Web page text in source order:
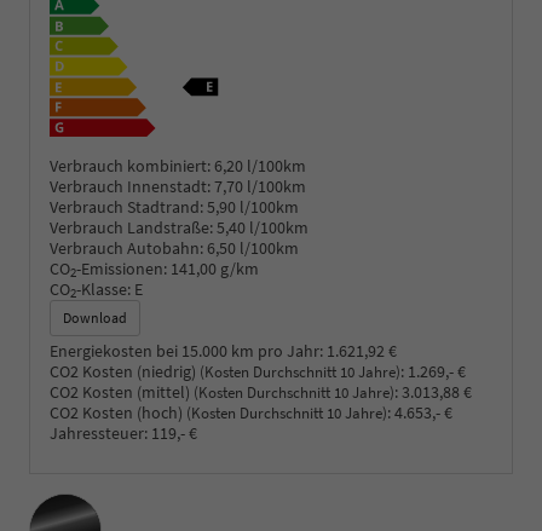
Verbrauch kombiniert: 6,20 l/100km
Verbrauch Innenstadt:7,70 l/100km
Verbrauch Stadtrand:5,90 l/100km
Verbrauch Landstraße:5,40 l/100km
Verbrauch Autobahn: 6,50 l/100km
CO2-Emissionen: 141,00 g/km
CO2-Klasse: E
Download
Energiekosten bei 15.000 km pro Jahr: 1.621,92 €
CO2 Kosten (niedrig) (Kosten Durchschnitt 10 Jahre): 1.269,- €
CO2 Kosten (mittel) (Kosten Durchschnitt 10 Jahre):3.013,88 €
CO2 Kosten (hoch) (Kosten Durchschnitt 10 Jahre):4.653,- €
Jahressteuer: 119,- €